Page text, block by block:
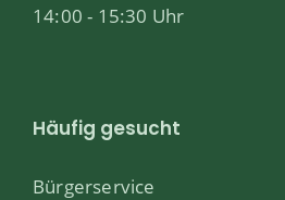
14:00 - 15:30 Uhr
Häufig gesucht
Bürgerservice